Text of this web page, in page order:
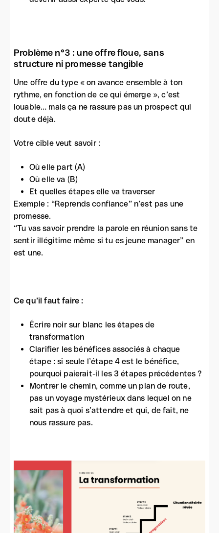
Problème n°3 : une offre floue, sans
structure ni promesse tangible
Une offre du type « on avance ensemble à ton
rythme, en fonction de ce qui émerge », c’est
louable… mais ça ne rassure pas un prospect qui
doute déjà.
Votre cible veut savoir :
Où elle part (A)
Où elle va (B)
Et quelles étapes elle va traverser
Exemple : “Reprends confiance” n’est pas une
promesse.
“Tu vas savoir prendre la parole en réunion sans te
sentir illégitime même si tu es jeune manager” en
est une.
Ce qu’il faut faire :
Écrire noir sur blanc les étapes de
transformation
Clarifier les bénéfices associés à chaque
étape : si seule l’étape 4 est le bénéfice,
pourquoi paierait-il les 3 étapes précédentes ?
Montrer le chemin, comme un plan de route,
pas un voyage mystérieux dans lequel on ne
sait pas à quoi s’attendre et qui, de fait, ne
nous rassure pas.